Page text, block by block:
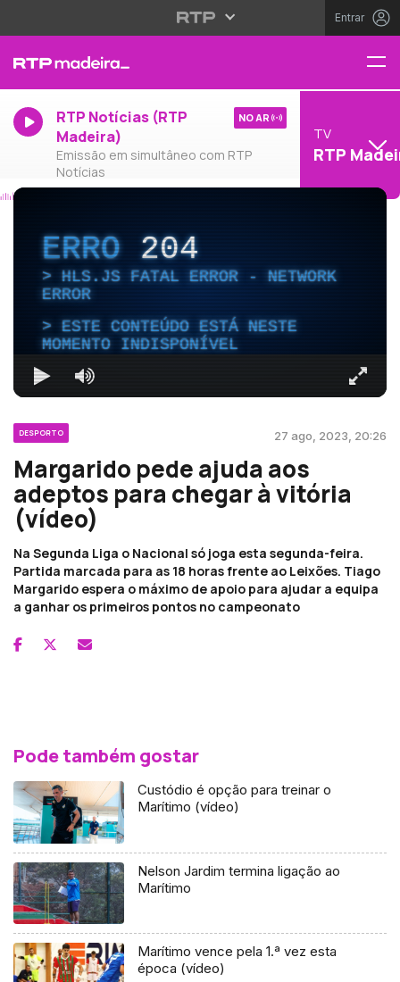
Entrar
RTP Notícias (RTP
Madeira)
Emissão em simultâneo com RTP
Notícias
NO AR
TV
RTP
ERRO204
HLS.JS FATAL ERROR - NETWORK
ERROR
ESTE CONTEÚDO ESTÁ NESTE
MOMENTO INDISPONÍVEL
DESPORTO 27 ago, 2023, 20:26
Margarido pede ajuda aos
adeptos para chegar à vitória
(vídeo)
Na Segunda Liga o Nacional só joga esta segunda-feira.
Partida marcada para as 18 horas frente ao Leixões. Tiago
Margarido espera o máximo de apoio para ajudar a equipa
a ganhar os primeiros pontos no campeonato
Pode também gostar
Custódio é opção para treinar o
Marítimo (vídeo)
Nelson Jardim termina ligação ao
Marítimo
Marítimo vence pela 1.ª vez esta
época (vídeo)